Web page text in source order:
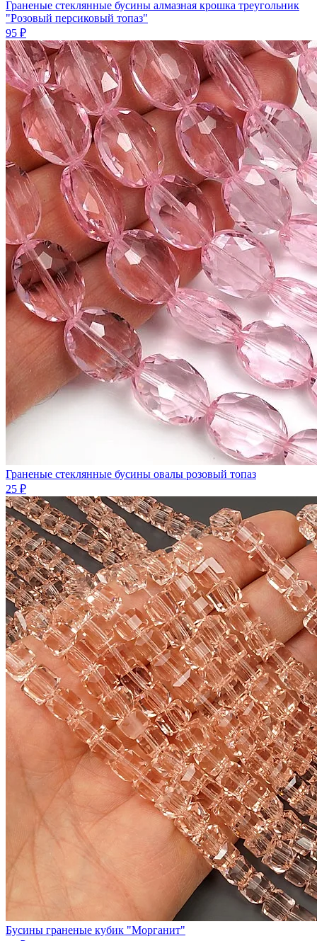
Граненые стеклянные бусины алмазная крошка треугольник
"Розовый персиковый топаз"
95 ₽
Граненые стеклянные бусины овалы розовый топаз
25 ₽
Бусины граненые кубик "Морганит"